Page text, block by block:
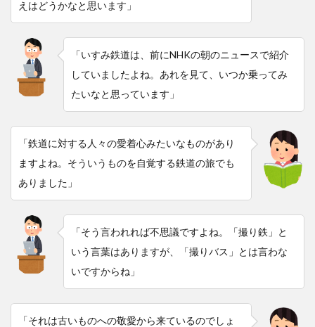
えはどうかなと思います」
「いすみ鉄道は、前にNHKの朝のニュースで紹介
していましたよね。あれを見て、いつか乗ってみ
たいなと思っています」
「鉄道に対する人々の愛着心みたいなものがあり
ますよね。そういうものを自覚する鉄道の旅でも
ありました」
「そう言われれば不思議ですよね。「撮り鉄」と
いう言葉はありますが、「撮りバス」とは言わな
いですからね」
「それは古いものへの敬愛から来ているのでしょ